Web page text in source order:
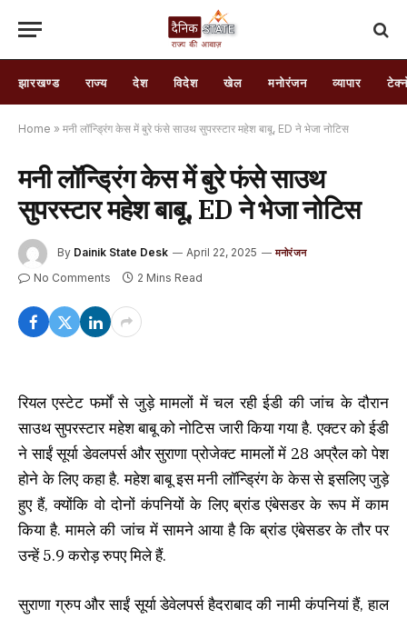
झारखण्ड राज्य देश विदेश खेल मनोरंजन व्यापार
Home » मनी लॉन्ड्रिंग केस में बुरे फंसे साउथ सुपरस्टार महेश बाबू, ED ने भेजा नोटिस
मनी लॉन्ड्रिंग केस में बुरे फंसे साउथ
सुपरस्टार महेश बाबू, ED ने भेजा नोटिस
By Dainik State Desk April 22, 2025 मनोरंजन
No Comments 2 Mins Read
रियल एस्टेट फर्मों से जुड़े मामलों में चल रही ईडी की जांच के दौरान
साउथ सुपरस्टार महेश बाबू को नोटिस जारी किया गया है. एक्टर को ईडी
ने साईं सूर्या डेवलपर्स और सुराणा प्रोजेक्ट मामलों में 28 अप्रैल को पेश
होने के लिए कहा है. महेश बाबू इस मनी लॉन्ड्रिंग के केस से इसलिए जुड़े
हुए हैं, क्योंकि वो दोनों कंपनियों के लिए ब्रांड एंबेसडर के रूप में काम
किया है. मामले की जांच में सामने आया है कि ब्रांड एंबेसडर के तौर पर
उन्हें 5.9 करोड़ रुपए मिले हैं.
सुराणा ग्रुप और साईं सूर्या डेवेलपर्स हैदराबाद की नामी कंपनियां हैं, हाल